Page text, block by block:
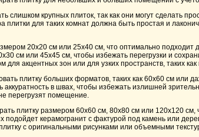
слишком крупных плиток, так как они могут сделать
плитки для таких комнат должна быть простая и
20x20 см или 25x40 см, что оптимально подходит
см или 45x45 см, чтобы избежать перегрузки и
акцентных зон или для узких пространств, таких как
плитку больших форматов, таких как 60x60 см или
аккуратность в швах, чтобы избежать излишней
перегрузят помещение.
плитку размером 60x60 см, 80x80 см или 120x120 см,
керамогранит с фактурой под камень или
с оригинальными рисунками или объемными